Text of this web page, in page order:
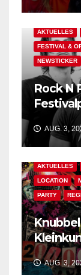
AKTUELLES
FESTIVAL &
NEWSTICKER
Rock N
AUG. 3,
AKTUELLES
LOCATION
PARTY
AUG. 3,